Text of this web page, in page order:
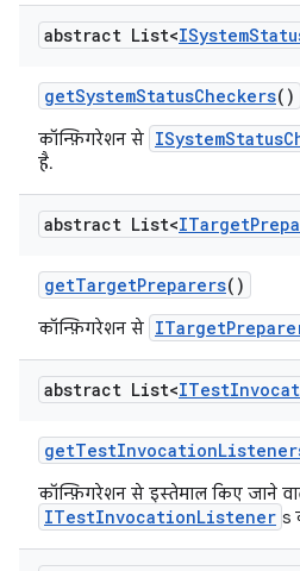
abstract List<ISystem
getSystemStatusCheckers()
कॉन्फ़िगरेशन से
है.
abstract List<ITarget
getTargetPreparers()
कॉन्फ़िगरेशन से
abstract List<ITest
getTestInvocation
कॉन्फ़िगरेशन से इस्तेमाल किए जाने
ITestInvocationListener s